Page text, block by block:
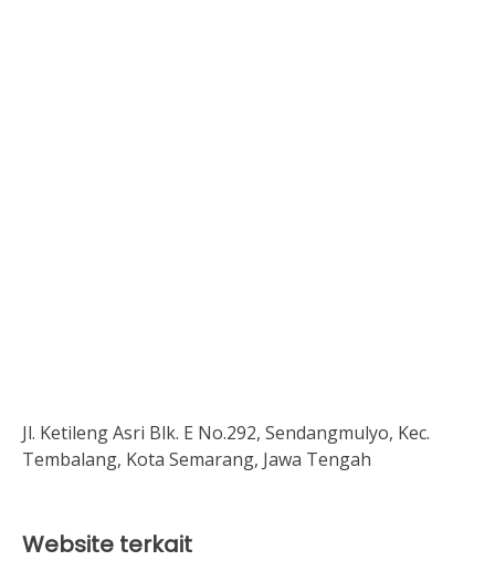
Jl. Ketileng Asri Blk. E No.292, Sendangmulyo, Kec.
Tembalang, Kota Semarang, Jawa Tengah
Website terkait